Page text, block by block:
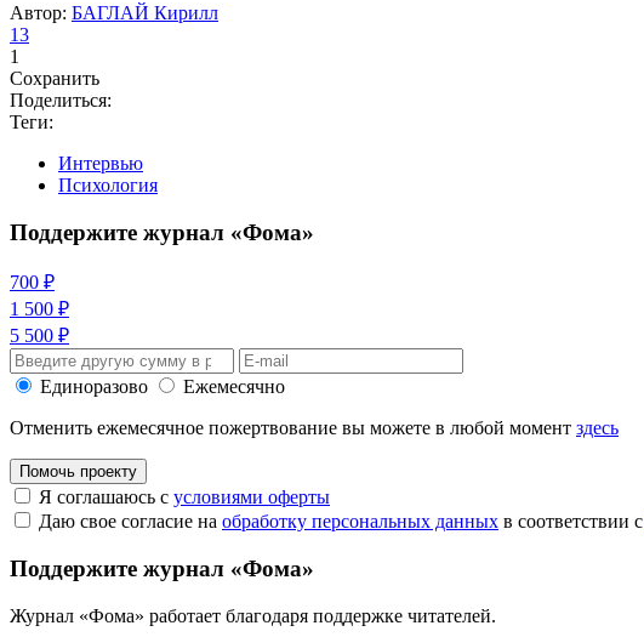
Автор: БАГЛАЙ Кирилл
13
1
Сохранить
Поделиться:
Теги:
Интервью
Психология
Поддержите журнал «Фома»
700 ₽
1 500 ₽
5 500 ₽
Единоразово
Ежемесячно
Отменить ежемесячное пожертвование вы можете в любой момент здесь
Помочь проекту
Я соглашаюсь с условиями оферты
Даю свое согласие на обработку персональных данных в соответствии с
Поддержите журнал «Фома»
Журнал «Фома» работает благодаря поддержке читателей.